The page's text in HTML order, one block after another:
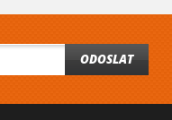
ODOSLAT